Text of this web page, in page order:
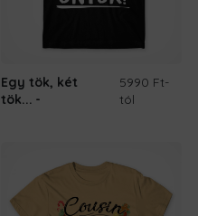
Egy tök, két
tök...
5990 Ft-
tól